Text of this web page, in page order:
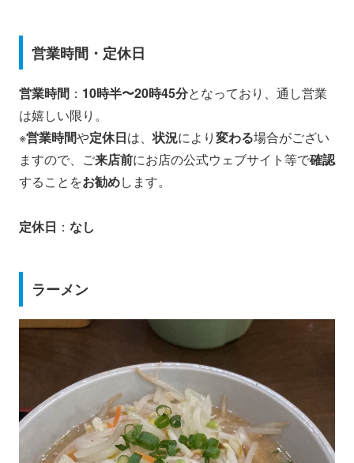
営業時間・定休日
営業時間 ： 10時半〜20時45分となっており、通し営業
は嬉しい限り。
※営業時間や定休日は、状況により変わる場合がござい
ますので、ご来店前にお店の公式ウェブサイト等で確認
することをお勧めします。
定休日 ： なし
ラーメン